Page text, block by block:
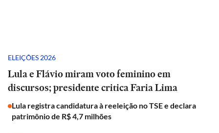
ELEIÇÕES 2026
Lula e Flávio miram voto feminino em
discursos; presidente critica Faria Lima
Lula registra candidatura à reeleição no TSE e declara
patrimônio de R$ 4,7 milhões